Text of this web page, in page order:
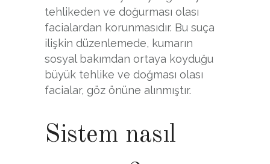
tehlikeden ve doğurması olası
facialardan korunmasıdır. Bu suça
ilişkin düzenlemede, kumarın
sosyal bakımdan ortaya koyduğu
büyük tehlike ve doğması olası
facialar, göz önüne alınmıştır.
Sistem nasıl